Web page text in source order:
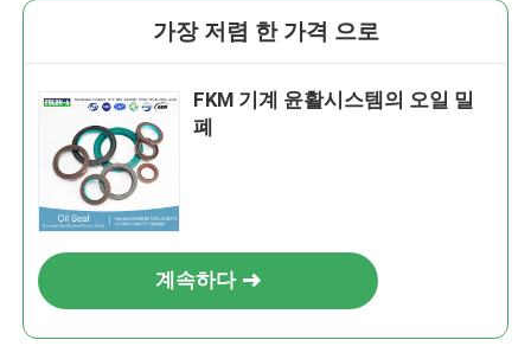
가장 저렴 한 가격 으로
FKM 기계 윤활시스템의 오일 밀
폐
계속하다